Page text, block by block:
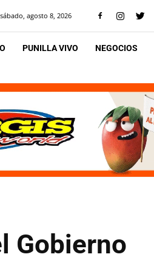
sábado, agosto 8, 2026
PUNILLA VIVO NEGOCIOS
Gobierno